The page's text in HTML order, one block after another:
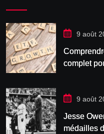
9 août
complet
9 août
Jesse
médailles